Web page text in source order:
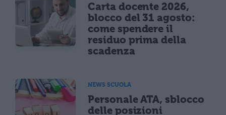
Carta docente 2026,
blocco del 31 agosto:
come spendere il
residuo prima della
scadenza
NEWS SCUOLA
Personale ATA, sblocco
delle posizioni